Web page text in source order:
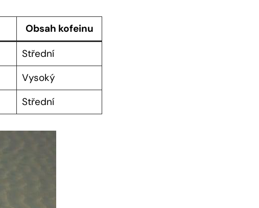
Obsah kofeinu
Střední
Vysoký
Střední